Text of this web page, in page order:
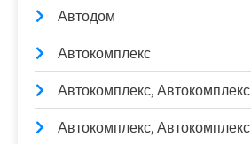
Автодом
Автокомплекс
Автокомплекс, Автокомплекс
Автокомплекс, Автокомплекс